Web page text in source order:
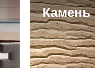
Камень